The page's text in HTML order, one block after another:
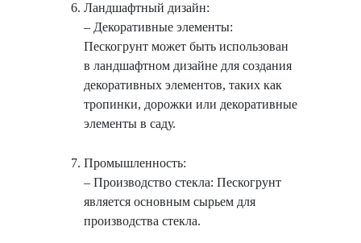
Ландшафтный дизайн:
– Декоративные элементы:
Пескогрунт может быть использован
в ландшафтном дизайне для создания
декоративных элементов, таких как
тропинки, дорожки или декоративные
элементы в саду.
Промышленность:
– Производство стекла: Пескогрунт
является основным сырьем для
производства стекла.